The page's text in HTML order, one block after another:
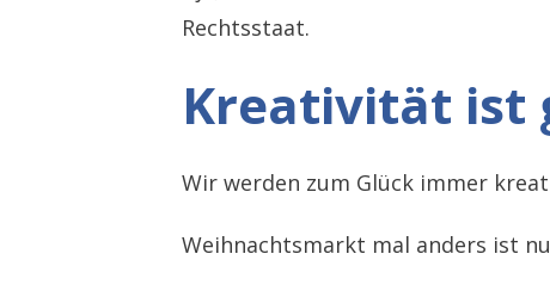
Rechtsstaat.
Kreativität ist
Wir werden zum Glück immer
Weihnachtsmarkt mal anders ist